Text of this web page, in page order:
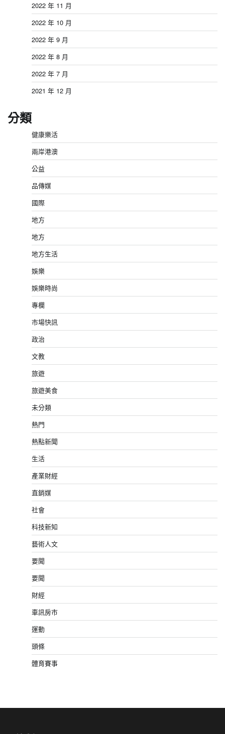
2022 年 11 月
2022 年 10 月
2022 年 9 月
2022 年 8 月
2022 年 7 月
2021 年 12 月
分類
健康樂活
兩岸港澳
公益
品傳媒
國際
地方
地方
地方生活
娛樂
娛樂時尚
專欄
市場快訊
政治
文教
旅遊
旅遊美食
未分類
熱門
熱點新聞
生活
產業財經
直銷媒
社會
科技新知
藝術人文
要聞
要聞
財經
車訊房市
運動
頭條
體育賽事